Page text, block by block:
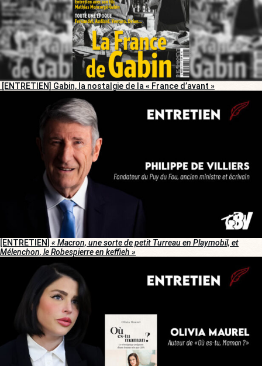
[ENTRETIEN] Gabin, la nostalgie de la « France d’avant »
[ENTRETIEN] « Macron, une sorte de petit Turreau en Playmobil, et
Mélenchon, le Robespierre en keffieh »